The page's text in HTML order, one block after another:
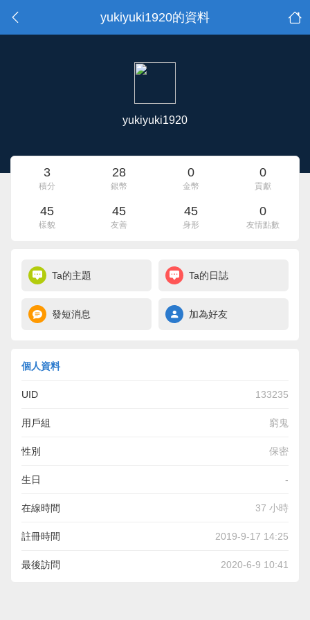
yukiyuki1920的資料
yukiyuki1920
3
積分
28
銀幣
0
金幣
0
貢獻
45
樣貌
45
友善
45
身形
0
友情點數
Ta的主題 Ta的日誌
發短消息 加為好友
個人資料
UID 133235
用戶組 窮鬼
性別 保密
生日 -
在線時間 37 小時
註冊時間 2019-9-17 14:25
最後訪問 2020-6-9 10:41